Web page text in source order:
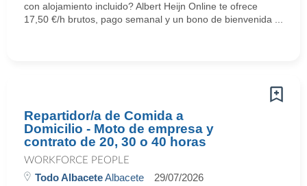
con alojamiento incluido? Albert Heijn Online te ofrece
17,50 €/h brutos, pago semanal y un bono de bienvenida ...
Repartidor/a de Comida a
Domicilio - Moto de empresa y
contrato de 20, 30 o 40 horas
WORKFORCE PEOPLE
Todo AlbaceteAlbacete 29/07/2026